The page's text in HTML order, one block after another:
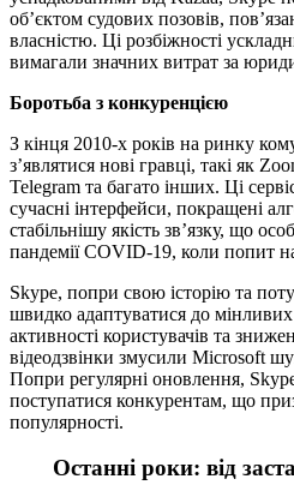
об’єктом судових позовів,
власністю. Ці розбіжності
вимагали значних витрат за
Боротьба з конкуренцією
З кінця 2010-х років на ринку
з’являтися нові гравці, такі як
Telegram та багато інших. Ці
сучасні інтерфейси, покращені
стабільнішу якість зв’язку, що
пандемії COVID-19, коли попит на
Skype, попри свою історію та
швидко адаптуватися до
активності користувачів та
відеодзвінки змусили Microsoft
Попри регулярні оновлення,
поступатися конкурентам, що
популярності.
Останні роки: від